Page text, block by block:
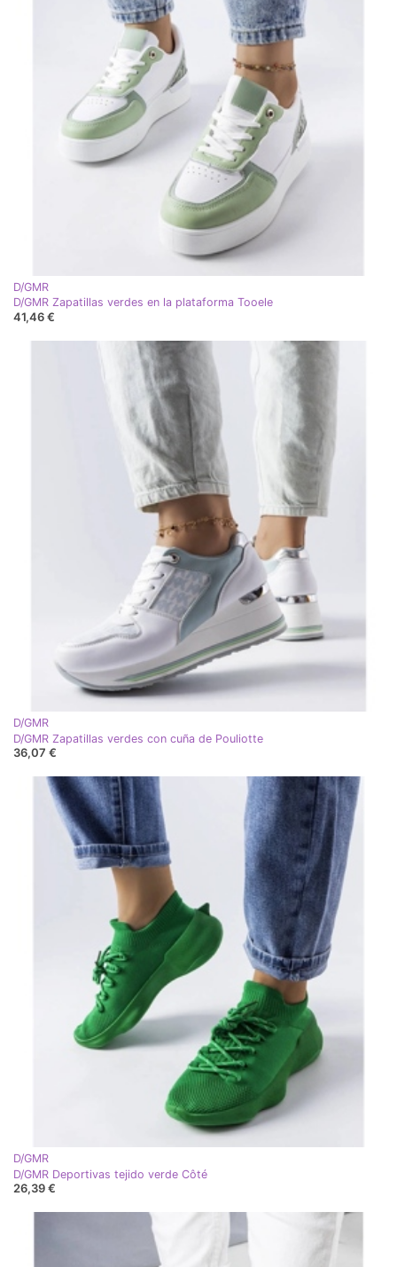
D/GMR
D/GMR Zapatillas verdes en la plataforma Tooele
41,46 €
D/GMR
D/GMR Zapatillas verdes con cuña de Pouliotte
36,07 €
D/GMR
D/GMR Deportivas tejido verde Côté
26,39 €